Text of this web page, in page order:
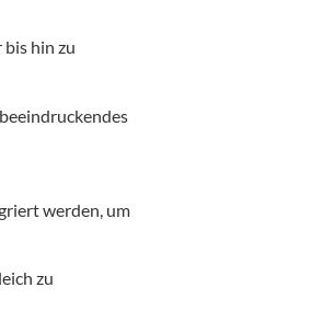
hin zu
werden, um
zu